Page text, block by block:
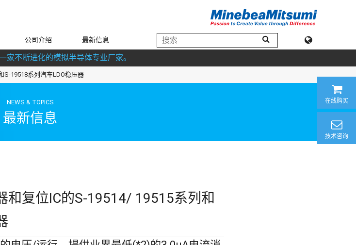
公司介绍 最新信息
家不断进化的模拟半导体专业厂家。
S-19518系列汽车LDO稳压器
在线购买
技术咨询
NEWS & TOPICS
最新信息
和复位IC的S-19514/ 19515系列和